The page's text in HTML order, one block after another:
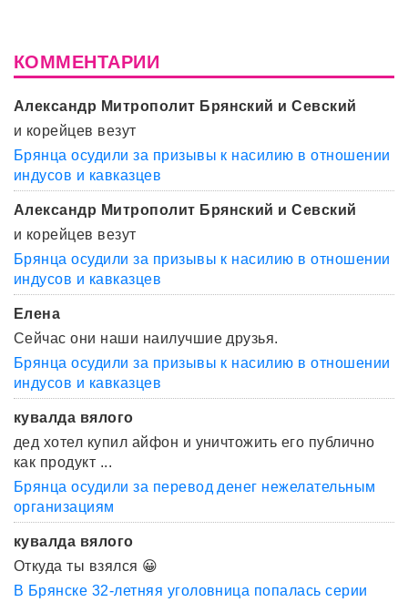
КОММЕНТАРИИ
Александр Митрополит Брянский и Севский
и корейцев везут
Брянца осудили за призывы к насилию в отношении
индусов и кавказцев
Александр Митрополит Брянский и Севский
и корейцев везут
Брянца осудили за призывы к насилию в отношении
индусов и кавказцев
Елена
Сейчас они наши наилучшие друзья.
Брянца осудили за призывы к насилию в отношении
индусов и кавказцев
кувалда вялого
дед хотел купил айфон и уничтожить его публично
как продукт ...
Брянца осудили за перевод денег нежелательным
организациям
кувалда вялого
Откуда ты взялся 😀
В Брянске 32-летняя уголовница попалась серии